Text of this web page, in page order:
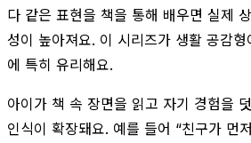
다 같은 표현을 책을 통해 배우면 실제
성이 높아져요. 이 시리즈가 생활 공감
에 특히 유리해요.
아이가 책 속 장면을 읽고 자기 경험을
인식이 확장돼요. 예를 들어 “친구가 먼